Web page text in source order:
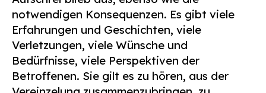
notwendigen Konsequenzen. Es gibt viele
Erfahrungen und Geschichten, viele
Verletzungen, viele Wünsche und
Bedürfnisse, viele Perspektiven der
Betroffenen. Sie gilt es zu hören, aus der